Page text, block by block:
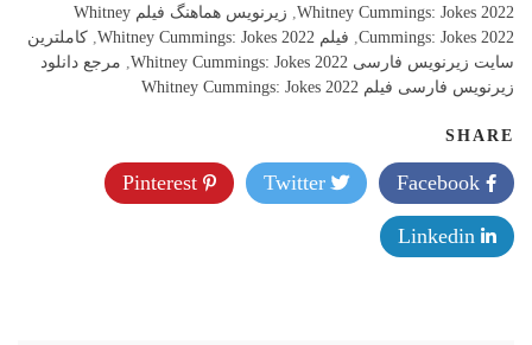
Whitney Cummings: Jokes 2022
,
زیرنویس هماهنگ فیلم Whitney
Cummings: Jokes 2022
, فیلم Whitney Cummings: Jokes 2022 , کاملترین
سایت زیرنویس فارسی Whitney Cummings: Jokes 2022
, مرجع دانلود
زیرنویس فارسی فیلم Whitney Cummings: Jokes 2022
SHARE
Twitter